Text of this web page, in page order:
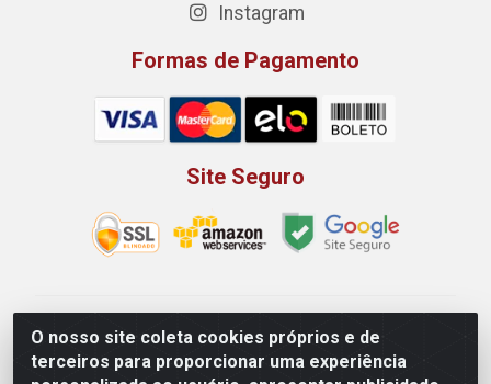
O nosso site coleta cookies próprios e de
terceiros para proporcionar uma experiência
Instagram
Formas de Pagamento
Site Seguro
Rio Vermelho Distribuição de Alimentos LTDA - Rodovia
BR, 153, KM 52 N 00 QD 00 LT 16 - Bairro Jardim
Eldorado, Anápolis/GO - CEP 75.045-190 - CNPJ